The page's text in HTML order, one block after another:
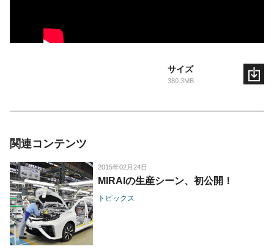
サイズ
380.3MB
関連コンテンツ
2015年02月24日
MIRAIの生産シーン、初公開！
トピックス